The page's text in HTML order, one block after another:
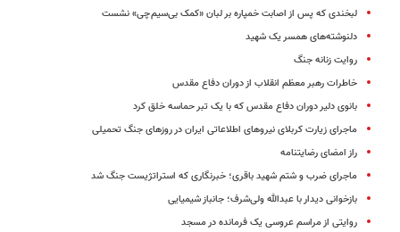
لبخندی که پس از اصابت خمپاره بر لبان «کمک بی‌سیم چی» نشست
دلنوشته‌های همسر یک شهید
روایت زنانه جنگ
خاطرات رهبر معظم انقلاب از دوران دفاع مقدس‏
بانوی دلیر دوران دفاع مقدس که با یک تبر حماسه‌ خلق کرد
ماجرای زیارت کربلای نیروهای اطلاعاتی ایران در روزهای جنگ تحمیلی
راز امضای رضایتنامه
ماجرای ضرب و شتم شهید باقری؛ خبرنگاری که استراتژیست جنگ شد
بازخوانی دیدار با عبدالله ولی‌شرف؛ جانباز شیمیایی
روایتی از مراسم عروسی یک فرمانده در مسجد